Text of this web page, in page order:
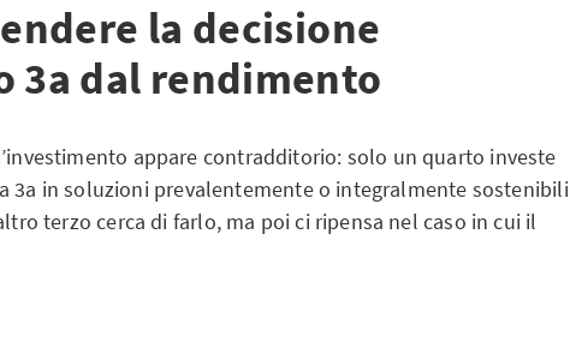
la decisione
3a dal rendimento
appare contradditorio: solo un quarto investe
3a in soluzioni prevalentemente o integralmente sostenibili
terzo cerca di farlo, ma poi ci ripensa nel caso in cui il